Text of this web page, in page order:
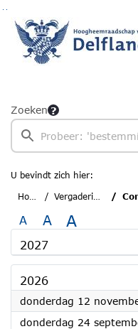
Zoeken
U bevindt zich hier:
Home
Vergaderingen
A A A
2027
2026
donderdag 12
donderdag 24